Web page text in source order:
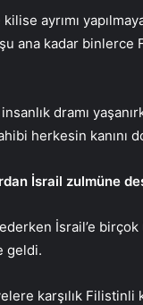
ayrımı
ana kadar binlerce
dramı
herkesin kanını
İsrail zulmüne
ederken İsrail’e
geldi.
karşılık Filistinli